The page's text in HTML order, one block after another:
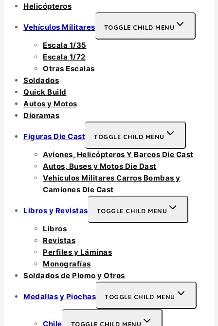
Helicópteros
Vehículos Militares TOGGLE CHILD MENU
Escala 1/35
Escala 1/72
Otras Escalas
Soldados
Quick Build
Autos y Motos
Dioramas
Figuras Die Cast TOGGLE CHILD MENU
Aviones, Helicópteros Y Barcos Die Cast
Autos, Buses y Motos Die Dast
Vehículos Militares Carros Bombas y
Camiones Die Cast
Libros y Revistas TOGGLE CHILD MENU
Libros
Revistas
Perfiles y Láminas
Monografías
Soldados de Plomo y Otros
Medallas y Piochas TOGGLE CHILD MENU
Chile TOGGLE CHILD MENU